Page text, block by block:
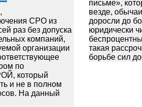
СРО из
раз без допуска
компаний,
организации
по
который
и не в полном
На данный
письме»,
везде,
доросли до
юридически
такая
борьбе сил